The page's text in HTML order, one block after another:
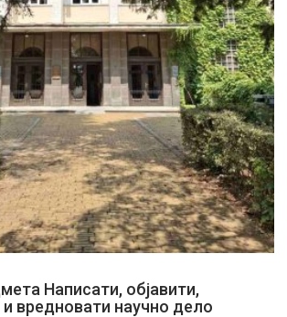
Написати, објавити,
и вредновати научно дело